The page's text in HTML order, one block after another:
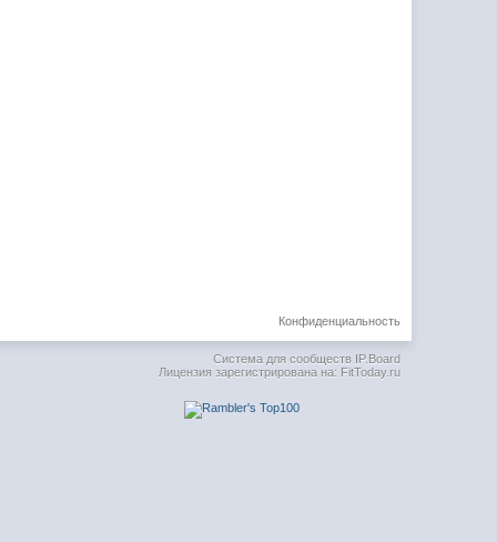
Конфиденциальность
Система для сообществ IP.Board
Лицензия зарегистрирована на: FitToday.ru